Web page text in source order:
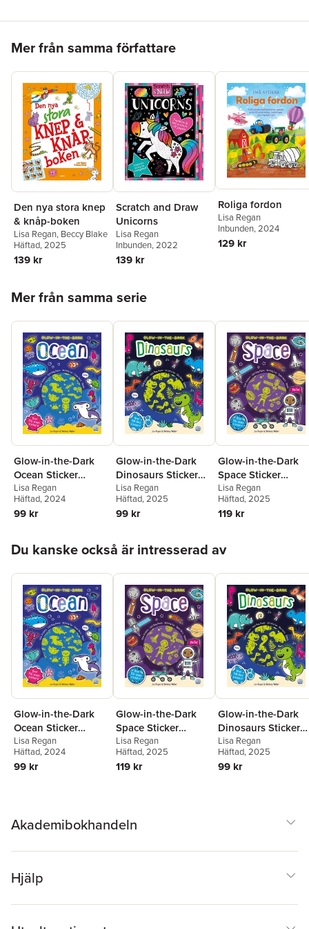
Mer från samma författare
Den nya stora knep
& knåp-boken
Lisa Regan, Beccy Blake
Häftad, 2025
139 kr
Scratch and Draw
Unicorns
Lisa Regan
Inbunden, 2022
139 kr
Roliga fordon
Lisa Regan
Inbunden, 2024
129 kr
Mer från samma serie
Glow-in-the-Dark
Ocean Sticker
Activity
Lisa Regan
Häftad, 2024
99 kr
Glow-in-the-Dark
Dinosaurs Sticker
Activity Book
Lisa Regan
Häftad, 2025
99 kr
Glow-in-the-Dark
Space Sticker
Activity
Lisa Regan
Häftad, 2025
119 kr
Du kanske också är intresserad av
Glow-in-the-Dark
Ocean Sticker
Activity
Lisa Regan
Häftad, 2024
99 kr
Glow-in-the-Dark
Space Sticker
Activity
Lisa Regan
Häftad, 2025
119 kr
Glow-in-the-Dark
Dinosaurs Sticker
Activity Book
Lisa Regan
Häftad, 2025
99 kr
Akademibokhandeln
Hjälp